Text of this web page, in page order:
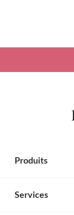
Produits
Services